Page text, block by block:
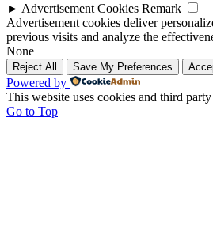
► Advertisement Cookies Remark
Advertisement cookies deliver
previous visits and analyze the
None
Reject All Save My Preferences
Powered by
This website uses cookies and third party
Go to Top